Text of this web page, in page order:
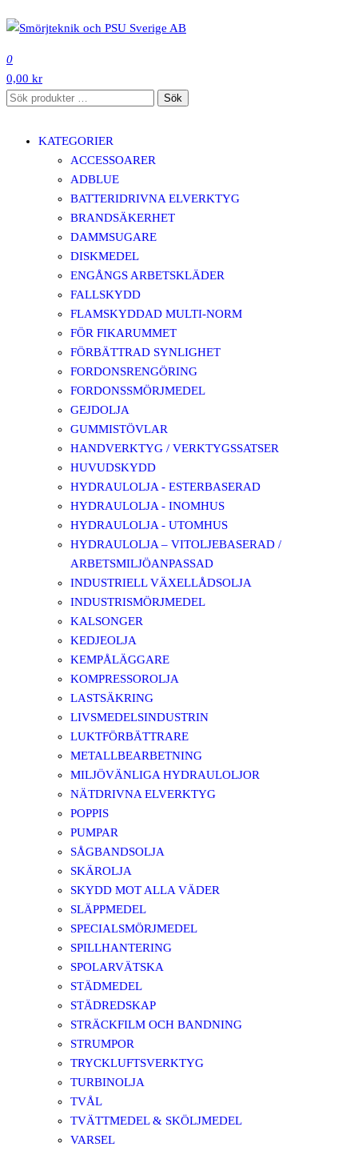
till
innehåll
0
0,00 kr
Sök
Sök
KATEGORIER
ACCESSOARER
ADBLUE
BATTERIDRIVNA ELVERKTYG
BRANDSÄKERHET
DAMMSUGARE
DISKMEDEL
ENGÅNGS ARBETSKLÄDER
FALLSKYDD
FLAMSKYDDAD MULTI-NORM
FÖR FIKARUMMET
FÖRBÄTTRAD SYNLIGHET
FORDONSRENGÖRING
FORDONSSMÖRJMEDEL
GEJDOLJA
GUMMISTÖVLAR
HANDVERKTYG / VERKTYGSSATSER
HUVUDSKYDD
HYDRAULOLJA - ESTERBASERAD
HYDRAULOLJA - INOMHUS
HYDRAULOLJA - UTOMHUS
HYDRAULOLJA – VITOLJEBASERAD /
ARBETSMILJÖANPASSAD
INDUSTRIELL VÄXELLÅDSOLJA
INDUSTRISMÖRJMEDEL
KALSONGER
KEDJEOLJA
KEMPÅLÄGGARE
KOMPRESSOROLJA
LASTSÄKRING
LIVSMEDELSINDUSTRIN
LUKTFÖRBÄTTRARE
METALLBEARBETNING
MILJÖVÄNLIGA HYDRAULOLJOR
NÄTDRIVNA ELVERKTYG
POPPIS
PUMPAR
SÅGBANDSOLJA
SKÄROLJA
SKYDD MOT ALLA VÄDER
SLÄPPMEDEL
SPECIALSMÖRJMEDEL
SPILLHANTERING
SPOLARVÄTSKA
STÄDMEDEL
STÄDREDSKAP
STRÄCKFILM OCH BANDNING
STRUMPOR
TRYCKLUFTSVERKTYG
TURBINOLJA
TVÅL
TVÄTTMEDEL & SKÖLJMEDEL
VARSEL